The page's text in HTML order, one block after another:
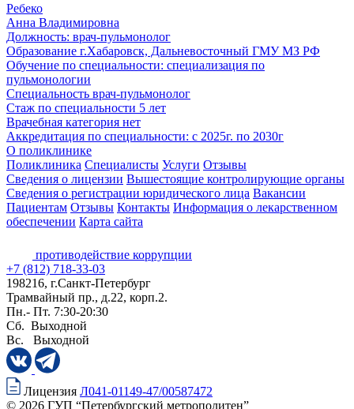
Ребеко
Анна Владимировна
Должность: врач-пульмонолог
Образование г.Хабаровск, Дальневосточный ГМУ МЗ РФ
Обучение по специальности: специализация по
пульмонологии
Специальность врач-пульмонолог
Стаж по специальности 5 лет
Врачебная категория нет
Аккредитация по специальности: с 2025г. по 2030г
О поликлинике
Поликлиника Специалисты Услуги Отзывы
Сведения о лицензии Вышестоящие контролирующие органы
Сведения о регистрации юридического лица Вакансии
Пациентам Отзывы Контакты Информация о лекарственном
обеспечении Карта сайта
противодействие коррупции
+7 (812) 718-33-03
198216, г.Санкт-Петербург
Трамвайный пр., д.22, корп.2.
Пн.- Пт. 7:30-20:30
Сб. Выходной
Вс. Выходной
Лицензия Л041-01149-47/00587472
© 2026 ГУП “Петербургский метрополитен”